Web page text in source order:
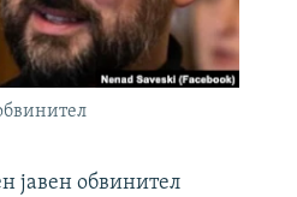
јавен обвинител